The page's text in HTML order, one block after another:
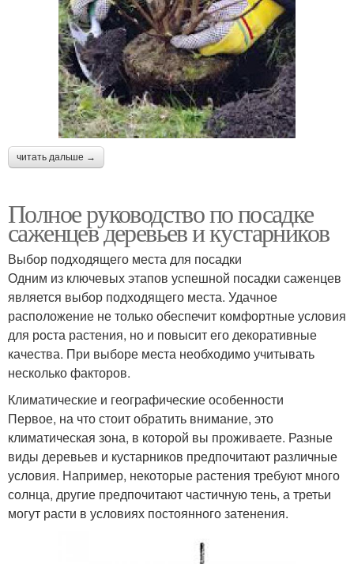
читать дальше →
Полное руководство по посадке
саженцев деревьев и кустарников
Выбор подходящего места для посадки
Одним из ключевых этапов успешной посадки саженцев
является выбор подходящего места. Удачное
расположение не только обеспечит комфортные условия
для роста растения, но и повысит его декоративные
качества. При выборе места необходимо учитывать
несколько факторов.
Климатические и географические особенности
Первое, на что стоит обратить внимание, это
климатическая зона, в которой вы проживаете. Разные
виды деревьев и кустарников предпочитают различные
условия. Например, некоторые растения требуют много
солнца, другие предпочитают частичную тень, а третьи
могут расти в условиях постоянного затенения.